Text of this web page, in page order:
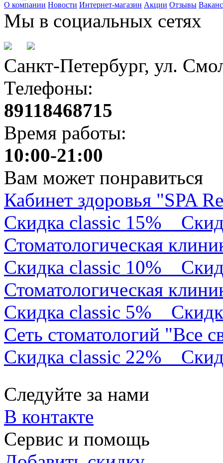
О компании Новости Интернет-магазин Акции Отзывы
Мы в социальных сетях
Санкт-Петербург, ул.
Телефоны:
89118468715
Время работы:
10:00-21:00
Вам может понравиться
Кабинет здоровья "SPA
Скидка classic 15%
Стоматологическая
Скидка classic 10%
Стоматологическая
Скидка classic 5%
Сеть стоматологий "Все
Скидка classic 22%
Следуйте за нами
В контакте
Сервис и помощь